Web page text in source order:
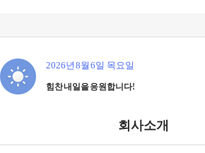
2026년 8월 6일 목요일
힘찬 내일을 응원합니다!
회사소개